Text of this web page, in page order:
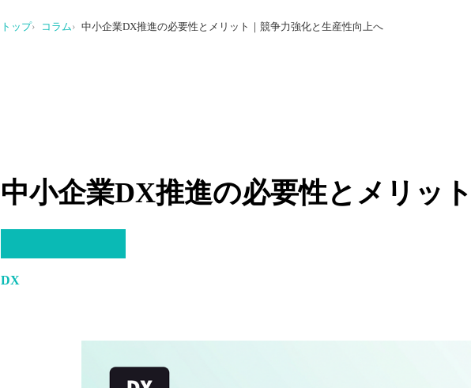
トップ コラム 中小企業DX推進の必要性とメリット｜競争力強化と生産性向上へ
中小企業DX推進の必要性とメリッ
DX